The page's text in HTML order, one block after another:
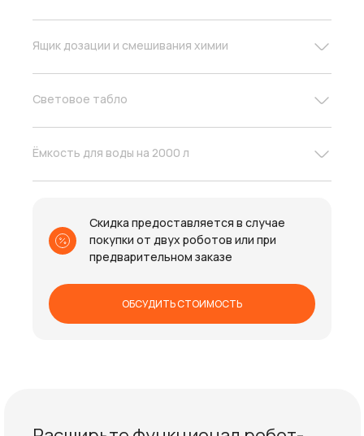
ОБСУДИТЬ СТОИМОСТЬ
Скидка предоставляется в случае
покупки от двух роботов или при
предварительном заказе
Ящик дозации и смешивания химии
Ёмкость для воды на 2000 л
Световое табло